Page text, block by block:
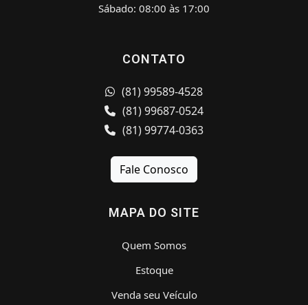
Sábado: 08:00 às 17:00
CONTATO
(81) 99589-4528
(81) 99687-0524
(81) 99774-0363
Fale Conosco
MAPA DO SITE
Quem Somos
Estoque
Venda seu Veículo